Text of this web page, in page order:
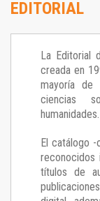
EDITORIAL
La Editorial
creada en
mayoría de
ciencias
humanidades.
El catálogo
reconocidos
títulos de